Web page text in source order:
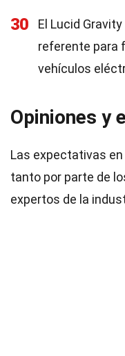
30
El Lucid
referente para
vehículos
Opiniones y
Las expectativas
tanto por parte de
expertos de la